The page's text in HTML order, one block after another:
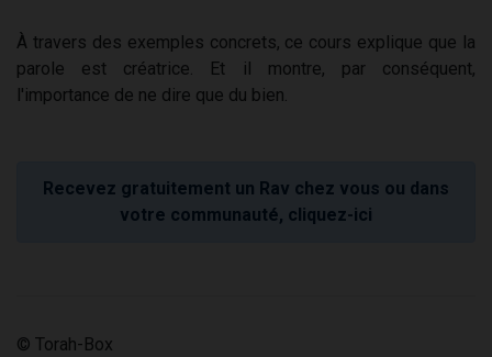
À travers des exemples concrets, ce cours explique que la
parole est créatrice. Et il montre, par conséquent,
l'importance de ne dire que du bien.
Recevez gratuitement un Rav chez vous ou dans
votre communauté, cliquez-ici
© Torah-Box